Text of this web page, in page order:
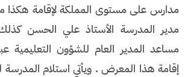
مدارس على مستوى المملكة لإقامة
مدير المدرسة الأستاذ علي الحسن
مساعد المدير العام للشؤون التعليمية
إقامة هذا المعرض . ويأتي استلام